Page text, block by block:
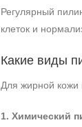
Регулярный
клеток и
Какие виды
Для жирной кожи
1. Химический